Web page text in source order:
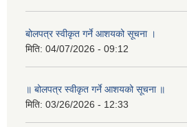
बोलपत्र स्वीकृत गर्ने आशयको सूचना ।
मिति: 04/07/2026 - 09:12
॥ बोलपत्र स्वीकृत गर्ने आशयको सूचना ॥
मिति: 03/26/2026 - 12:33